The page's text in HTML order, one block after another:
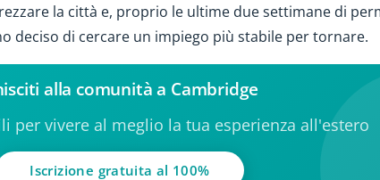
la città e, proprio le ultime due settimane di
deciso di cercare un impiego più stabile per tornare.
alla comunità a Cambridge
per vivere al meglio la tua esperienza all'estero
Iscrizione gratuita al 100%